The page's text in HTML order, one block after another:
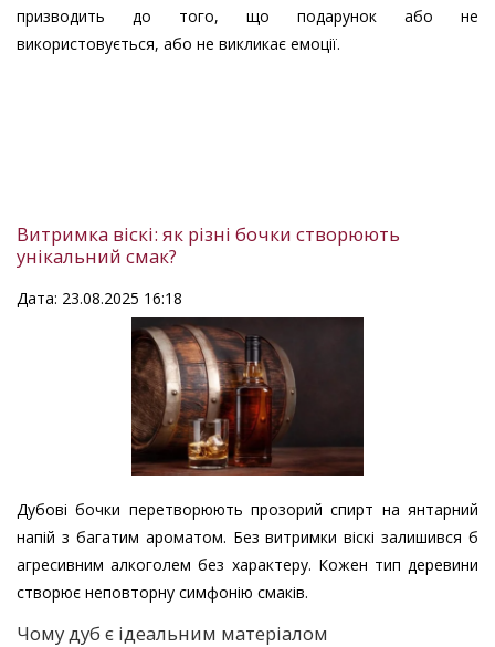
призводить до того, що подарунок або не
використовується, або не викликає емоції.
Витримка віскі: як різні бочки створюють
унікальний смак?
Дата: 23.08.2025 16:18
Дубові бочки перетворюють прозорий спирт на янтарний
напій з багатим ароматом. Без витримки віскі залишився б
агресивним алкоголем без характеру. Кожен тип деревини
створює неповторну симфонію смаків.
Чому дуб є ідеальним матеріалом